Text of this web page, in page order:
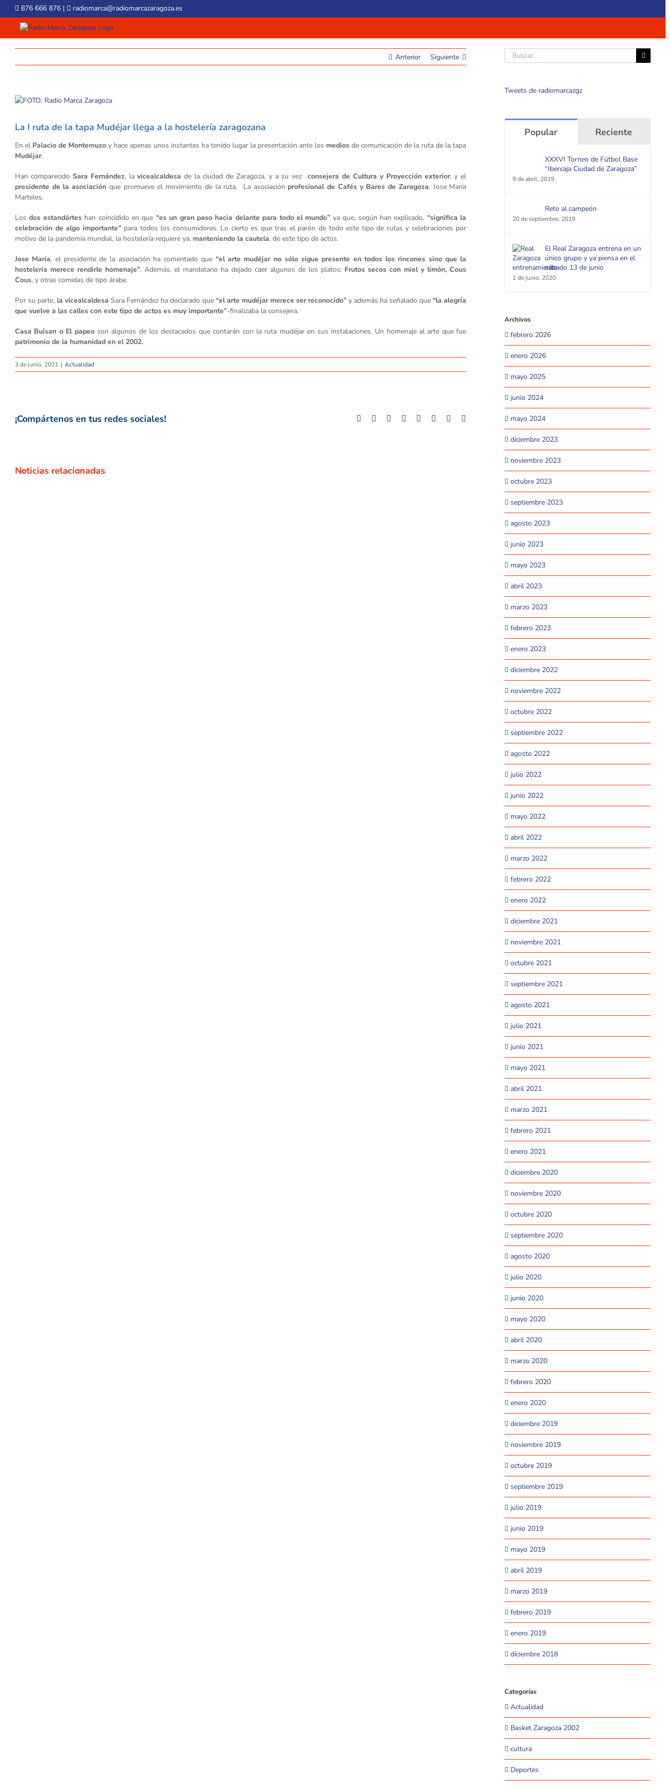
to
content
876 666 876 | radiomarca@radiomarcazaragoza.es
Anterior Siguiente
View
La I ruta de la tapa Mudéjar llega a la hostelería zaragozana
En el Palacio de Montemuzo y hace apenas unos instantes ha tenido lugar la presentación ante los medios de comunicación de la ruta de la tapa
Mudéjar.
Han comparecido Sara Fernández, lavicealcaldesa de la ciudad de Zaragoza, y a su vezconsejera de Cultura y Proyección exterior, y el
presidente de la asociación que promueve el movimiento de la ruta. La asociación profesional de Cafés y Bares de Zaragoza, Jose María
Marteles.
Losdos estandárteshan coincidido en que “es un gran paso hacia delante para todo el mundo” ya que, según han explicado, “significa la
celebración de algo importante”para todos los consumidores. Lo cierto es que tras el parón de todo este tipo de rutas y celebraciones por
motivo de la pandemia mundial, la hostelería requiere ya, manteniendo la cautela, de este tipo de actos.
Jose María, el presidente de la asociación ha comentado que “el arte mudéjar no sólo sigue presente en todos los rincones sino que la
hostelería merece rendirle homenaje”. Además, el mandatario ha dejado caer algunos de los platos:Frutos secos con miel y limón, Cous
Cous, y otras comidas de tipo árabe.
Por su parte, la vicealcaldesa Sara Fernández ha declarado que “el arte mudéjar merece ser reconocido”y además ha señalado que“la alegría
que vuelve a las calles con este tipo de actos es muy importante”-finalizaba la consejera.
Casa Buisan o El papeoson algunos de los destacados que contarán con la ruta mudéjar en sus instalaciones. Un homenaje al arte que fue
patrimonio de la humanidad en el 2002.
3 de junio, 2021 | Actualidad
¡Compártenos en tus redes sociales! Facebook
TwitterLinkedInWhatsappGoogle+
TumblrPinterest
Noticias relacionadas
Buscar
Tweets de radiomarcazgz
Popular Reciente
XXXVI Torneo de Fútbol Base
“Ibercaja Ciudad de Zaragoza”
9 de abril, 2019
Reto al campeón
20 de septiembre, 2019
El Real Zaragoza entrena en un
único grupo y ya piensa en el
sábado 13 de junio
1 de junio, 2020
Archivos
febrero 2026
enero 2026
mayo 2025
junio 2024
mayo 2024
diciembre 2023
noviembre 2023
octubre 2023
septiembre 2023
agosto 2023
junio 2023
mayo 2023
abril 2023
marzo 2023
febrero 2023
enero 2023
diciembre 2022
noviembre 2022
octubre 2022
septiembre 2022
agosto 2022
julio 2022
junio 2022
mayo 2022
abril 2022
marzo 2022
febrero 2022
enero 2022
diciembre 2021
noviembre 2021
octubre 2021
septiembre 2021
agosto 2021
julio 2021
junio 2021
mayo 2021
abril 2021
marzo 2021
febrero 2021
enero 2021
diciembre 2020
noviembre 2020
octubre 2020
septiembre 2020
agosto 2020
julio 2020
junio 2020
mayo 2020
abril 2020
marzo 2020
febrero 2020
enero 2020
diciembre 2019
noviembre 2019
octubre 2019
septiembre 2019
julio 2019
junio 2019
mayo 2019
abril 2019
marzo 2019
febrero 2019
enero 2019
diciembre 2018
Categorías
Actualidad
Basket Zaragoza 2002
cultura
Deportes